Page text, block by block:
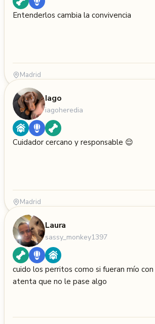
Entenderlos cambia la convivencia
Madrid
Iago
iagoheredia
Cuidador cercano y responsable 😌
Madrid
Laura
sassy_monkey1397
cuido los perritos como si fueran mío con mucho cariño y muy
atenta que no le pase algo